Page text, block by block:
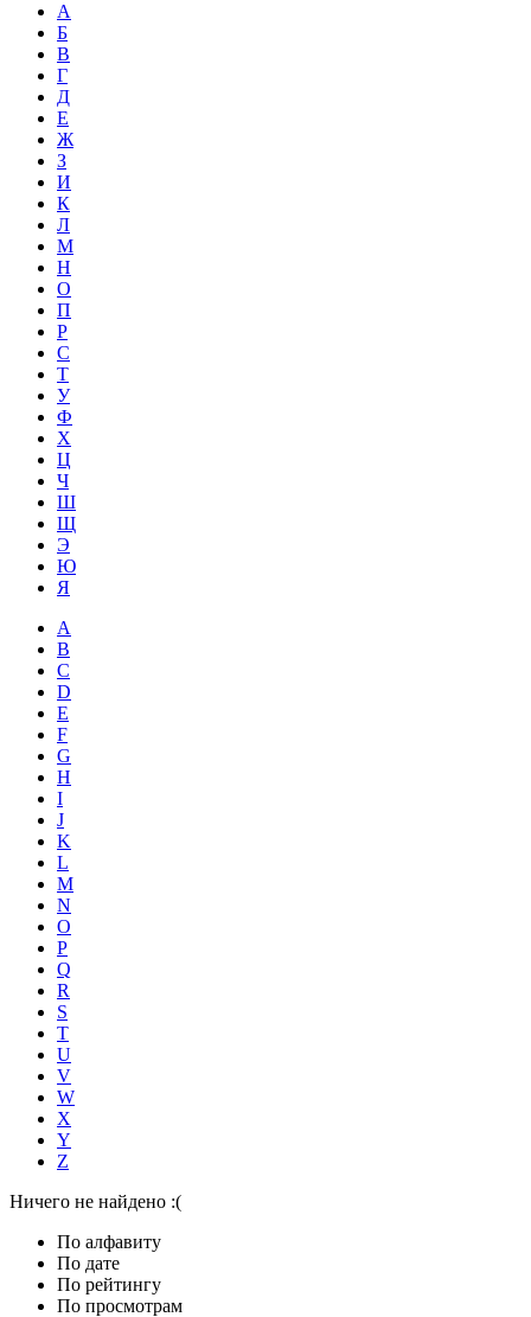
А
Б
В
Г
Д
Е
Ж
З
И
К
Л
М
Н
О
П
Р
С
Т
У
Ф
Х
Ц
Ч
Ш
Щ
Э
Ю
Я
A
B
C
D
E
F
G
H
I
J
K
L
M
N
O
P
Q
R
S
T
U
V
W
X
Y
Z
Ничего не найдено :(
По алфавиту
По дате
По рейтингу
По просмотрам